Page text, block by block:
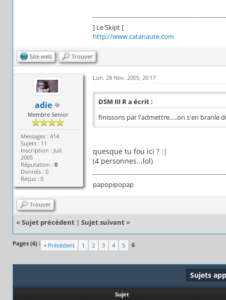
] Le Skipt [
http://www.catanaute.com
Site web Trouver
adie
Membre Senior
Messages : 414
Sujets : 11
Inscription : Juil.
2005
Réputation :0
Donnés : 0
Reçus : 0
Lun. 28 Nov. 2005, 20:17
DSM III R a écrit :
finissons par l'admettre.....on s'en branle
quesque tu fou ici ? :|
(4 personnes...lol)
papopipopap
Trouver
« Sujet précédent | Sujet suivant »
Pages (6) : « Précédent 1 2 3 4 5 6
Sujets
Sujet